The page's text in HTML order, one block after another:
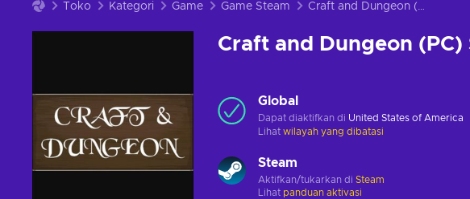
Toko Kategori Game Game Steam Craft and Dungeon (PC) Steam Key GLOBAL
Craft and Dungeon (PC)
Global
Dapat diaktifkan di United States of America
Lihat wilayah yang dibatasi
Steam
Aktifkan/tukarkan di Steam
Lihat panduan aktivasi